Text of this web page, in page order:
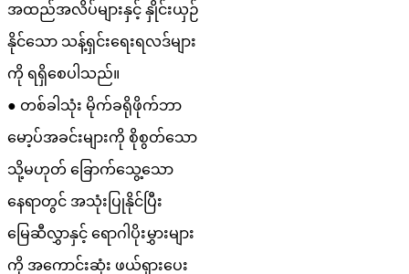
အထည်အလိပ်များနှင့် နှိုင်းယှဉ်
နိုင်သော သန့်ရှင်းရေးရလဒ်များ
ကို ရရှိစေပါသည်။
● တစ်ခါသုံး မိုက်ခရိုဖိုက်ဘာ
မော့ပ်အခင်းများကို စိုစွတ်သော
သို့မဟုတ် ခြောက်သွေ့သော
နေရာတွင် အသုံးပြုနိုင်ပြီး
မြေဆီလွှာနှင့် ရောဂါပိုးမွှားများ
ကို အကောင်းဆုံး ဖယ်ရှားပေး